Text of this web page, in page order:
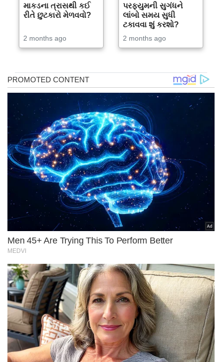
માકડના ત્રાસથી કઈ
રીતે છુટકારો મેળવવો?
2 months ago
પરફ્યુમની સુગંધને
લાંબો સમય સુધી
ટકાવવા શું કરશો?
2 months ago